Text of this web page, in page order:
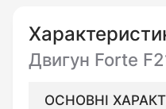
Окремо варто
горизонтальний вал
значно розширює
F210G і дозволяє
Двигун Forte
ОСНОВНІ